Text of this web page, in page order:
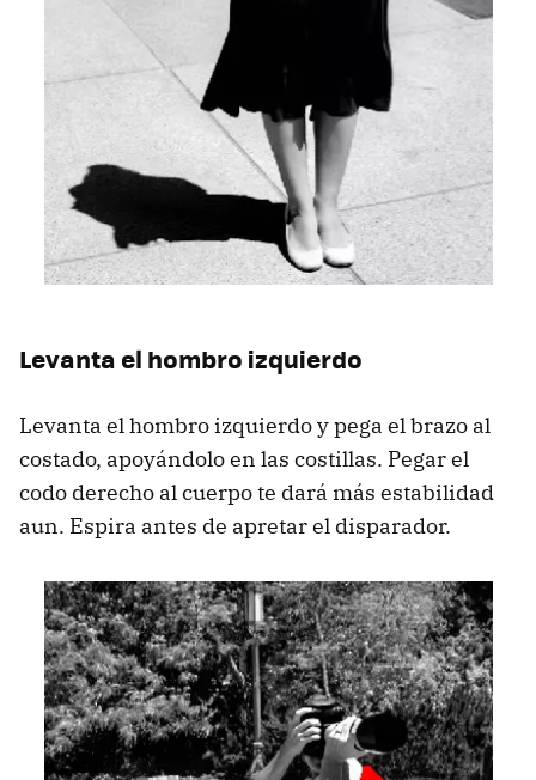
Levanta el hombro izquierdo
Levanta el hombro izquierdo y pega el brazo al
costado, apoyándolo en las costillas. Pegar el
codo derecho al cuerpo te dará más estabilidad
aun. Espira antes de apretar el disparador.